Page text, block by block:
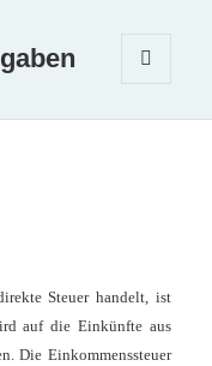
WIDGETS
Steuer handelt, ist
auf die Einkünfte aus
Die Einkommenssteuer